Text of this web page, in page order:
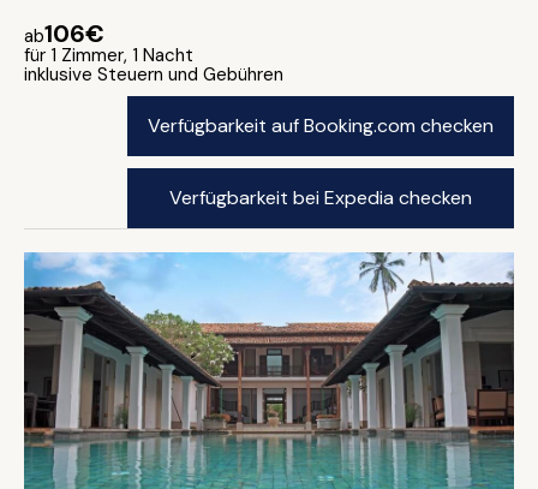
ab106€
für 1 Zimmer, 1 Nacht
inklusive Steuern und Gebühren
Verfügbarkeit auf Booking.com checken
Verfügbarkeit bei Expedia checken